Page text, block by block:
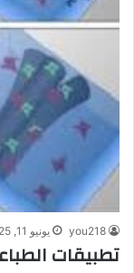
you218 يونيو 11, 2025
تطبيقات